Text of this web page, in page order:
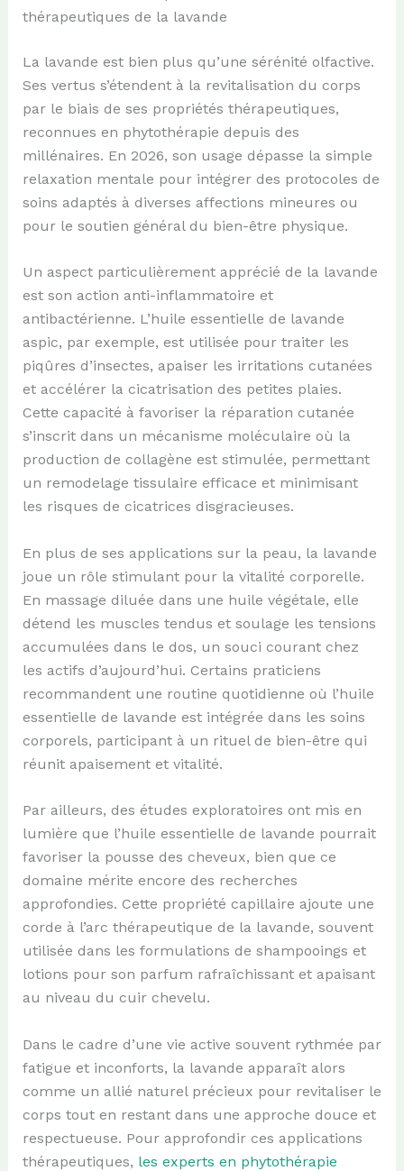
thérapeutiques de la lavande
La lavande est bien plus qu’une sérénité olfactive.
Ses vertus s’étendent à la revitalisation du corps
par le biais de ses propriétés thérapeutiques,
reconnues en phytothérapie depuis des
millénaires. En 2026, son usage dépasse la simple
relaxation mentale pour intégrer des protocoles de
soins adaptés à diverses affections mineures ou
pour le soutien général du bien-être physique.
Un aspect particulièrement apprécié de la lavande
est son action anti-inflammatoire et
antibactérienne. L’huile essentielle de lavande
aspic, par exemple, est utilisée pour traiter les
piqûres d’insectes, apaiser les irritations cutanées
et accélérer la cicatrisation des petites plaies.
Cette capacité à favoriser la réparation cutanée
s’inscrit dans un mécanisme moléculaire où la
production de collagène est stimulée, permettant
un remodelage tissulaire efficace et minimisant
les risques de cicatrices disgracieuses.
En plus de ses applications sur la peau, la lavande
joue un rôle stimulant pour la vitalité corporelle.
En massage diluée dans une huile végétale, elle
détend les muscles tendus et soulage les tensions
accumulées dans le dos, un souci courant chez
les actifs d’aujourd’hui. Certains praticiens
recommandent une routine quotidienne où l’huile
essentielle de lavande est intégrée dans les soins
corporels, participant à un rituel de bien-être qui
réunit apaisement et vitalité.
Par ailleurs, des études exploratoires ont mis en
lumière que l’huile essentielle de lavande pourrait
favoriser la pousse des cheveux, bien que ce
domaine mérite encore des recherches
approfondies. Cette propriété capillaire ajoute une
corde à l’arc thérapeutique de la lavande, souvent
utilisée dans les formulations de shampooings et
lotions pour son parfum rafraîchissant et apaisant
au niveau du cuir chevelu.
Dans le cadre d’une vie active souvent rythmée par
fatigue et inconforts, la lavande apparaît alors
comme un allié naturel précieux pour revitaliser le
corps tout en restant dans une approche douce et
respectueuse. Pour approfondir ces applications
thérapeutiques, les experts en phytothérapie